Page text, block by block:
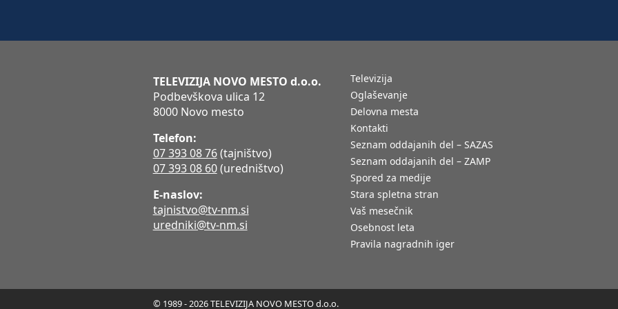
TELEVIZIJA NOVO MESTO d.o.o.
Podbevškova ulica 12
8000 Novo mesto
Telefon:
07 393 08 76(tajništvo)
07 393 08 60(uredništvo)
E-naslov:
tajnistvo@tv-nm.si
uredniki@tv-nm.si
Televizija
Oglaševanje
Delovna mesta
Kontakti
Seznam oddajanih del – SAZAS
Seznam oddajanih del – ZAMP
Spored za medije
Stara spletna stran
Vaš mesečnik
Osebnost leta
Pravila nagradnih iger
© 1989 - 2026 TELEVIZIJA NOVO MESTO d.o.o.